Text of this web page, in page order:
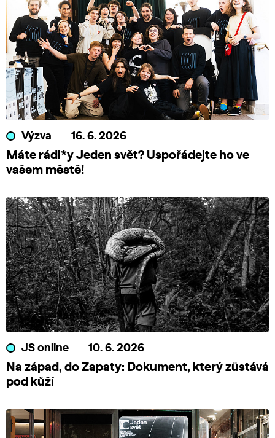
Výzva 16. 6. 2026
Máte rádi*y Jeden svět? Uspořádejte ho ve
vašem městě!
JS online 10. 6. 2026
Na západ, do Zapaty: Dokument, který zůstává
pod kůží